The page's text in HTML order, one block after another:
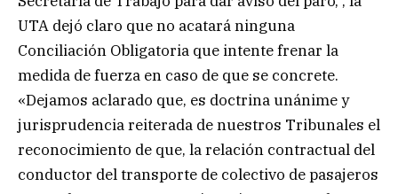
UTA dejó claro que no acatará ninguna
Conciliación Obligatoria que intente frenar la
medida de fuerza en caso de que se concrete.
«Dejamos aclarado que, es doctrina unánime y
jurisprudencia reiterada de nuestros Tribunales el
reconocimiento de que, la relación contractual del
conductor del transporte de colectivo de pasajeros